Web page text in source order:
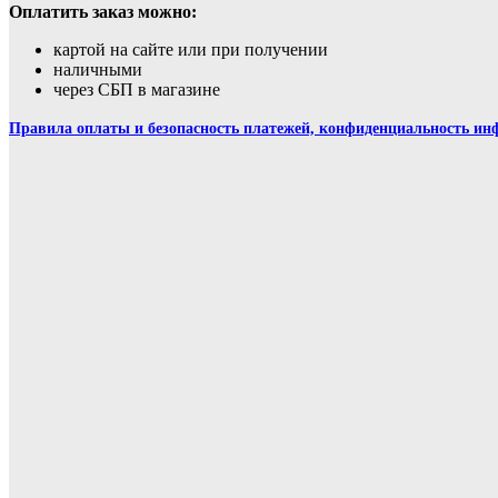
Оплатить заказ можно:
картой на сайте или при получении
наличными
через СБП в магазине
Правила оплаты и безопасность платежей, конфиденциальность